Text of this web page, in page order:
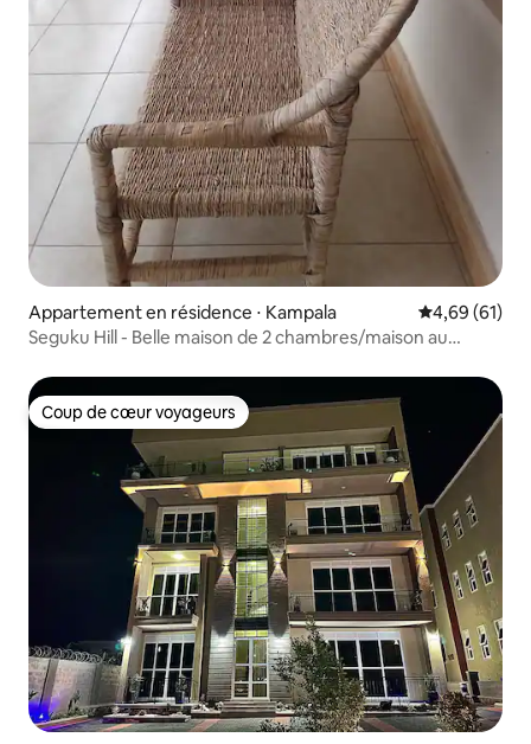
Appartement en résidence ⋅ Kampala Évaluation
4,69 (61)
Seguku Hill - Belle maison de 2 chambres/maison au
Coup de cœur voyageurs
Coup de cœur voyageurs